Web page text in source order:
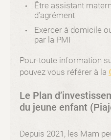
Être assistant
d’agrément
Exercer à domicile
par la PMI
Pour toute information
pouvez vous référer à la
Le Plan
du jeune enfant
Depuis 2021, les Mam